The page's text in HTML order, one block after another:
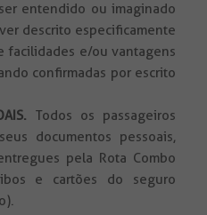
entendido ou imaginado
descrito especificamente
facilidades e/ou vantagens
confirmadas por escrito
Todos os passageiros
documentos pessoais,
pela Rota Combo
e cartões do seguro